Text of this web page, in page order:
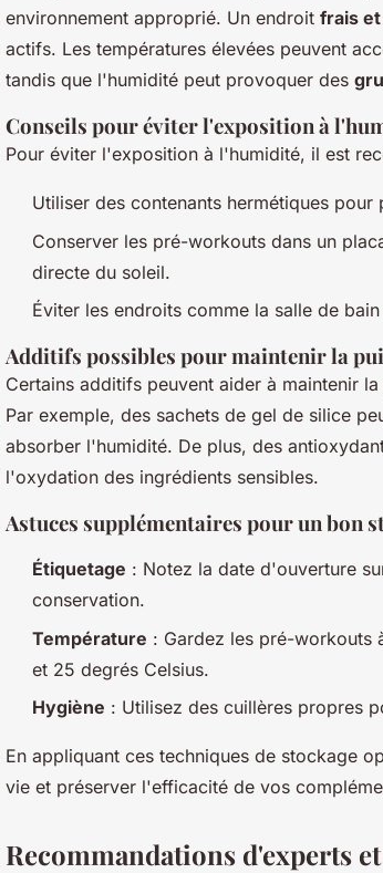
environnement approprié. Un endroit frais
actifs. Les températures élevées peuvent
tandis que l'humidité peut provoquer des
Conseils pour éviter l'exposition à
Pour éviter l'exposition à l'humidité, il est
Utiliser des contenants hermétiques
Conserver les pré-workouts dans un
directe du soleil.
Éviter les endroits comme la salle de
Additifs possibles pour maintenir la
Certains additifs peuvent aider à maintenir
Par exemple, des sachets de gel de silice
absorber l'humidité. De plus, des
l'oxydation des ingrédients sensibles.
Astuces supplémentaires pour un bon
Étiquetage : Notez la date d'ouverture
conservation.
Température : Gardez les pré-workouts
et 25 degrés Celsius.
Hygiène : Utilisez des cuillères propres
En appliquant ces techniques de stockage
vie et préserver l'efficacité de vos
Recommandations d'experts